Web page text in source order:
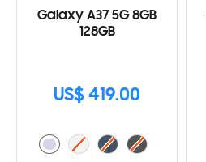
Galaxy A37 5G 8GB
128GB
US$ 419.00